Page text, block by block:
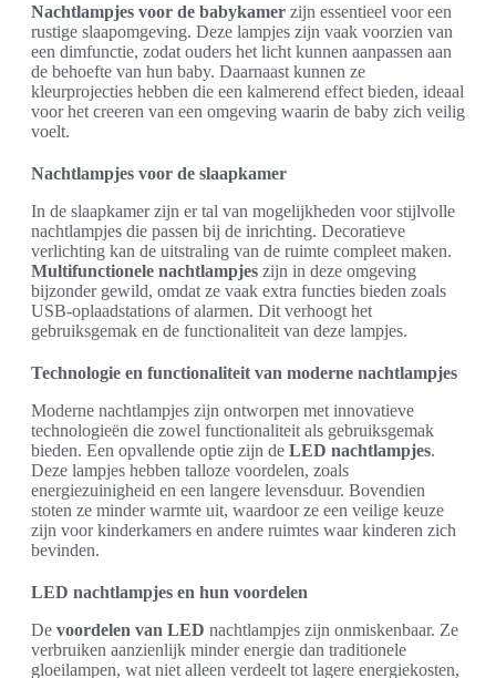
Nachtlampjes voor de babykamer zijn essentieel voor een
rustige slaapomgeving. Deze lampjes zijn vaak voorzien van
een dimfunctie, zodat ouders het licht kunnen aanpassen aan
de behoefte van hun baby. Daarnaast kunnen ze
kleurprojecties hebben die een kalmerend effect bieden, ideaal
voor het creeren van een omgeving waarin de baby zich veilig
voelt.
Nachtlampjes voor de slaapkamer
In de slaapkamer zijn er tal van mogelijkheden voor stijlvolle
nachtlampjes die passen bij de inrichting. Decoratieve
verlichting kan de uitstraling van de ruimte compleet maken.
Multifunctionele nachtlampjes zijn in deze omgeving
bijzonder gewild, omdat ze vaak extra functies bieden zoals
USB-oplaadstations of alarmen. Dit verhoogt het
gebruiksgemak en de functionaliteit van deze lampjes.
Technologie en functionaliteit van moderne nachtlampjes
Moderne nachtlampjes zijn ontworpen met innovatieve
technologieën die zowel functionaliteit als gebruiksgemak
bieden. Een opvallende optie zijn de LED nachtlampjes.
Deze lampjes hebben talloze voordelen, zoals
energiezuinigheid en een langere levensduur. Bovendien
stoten ze minder warmte uit, waardoor ze een veilige keuze
zijn voor kinderkamers en andere ruimtes waar kinderen zich
bevinden.
LED nachtlampjes en hun voordelen
De voordelen van LED nachtlampjes zijn onmiskenbaar. Ze
verbruiken aanzienlijk minder energie dan traditionele
gloeilampen, wat niet alleen verdeelt tot lagere energiekosten,